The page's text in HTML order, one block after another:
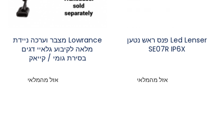
Led Lenser פנס ראש נטען
SE07R IP6X
אזל מהמלאי
Lowrance מצבר וערכה ניידת
מלאה לקיבוע גלאיי דגים
בסירת גומי / קייאק
אזל מהמלאי